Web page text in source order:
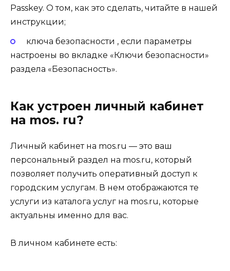
Passkey. О том, как это сделать, читайте в нашей
инструкции;
ключа безопасности , если параметры
настроены во вкладке «Ключи безопасности»
раздела «Безопасность».
Как устроен личный кабинет
на mos. ru?
Личный кабинет на mos.ru — это ваш
персональный раздел на mos.ru, который
позволяет получить оперативный доступ к
городским услугам. В нем отображаются те
услуги из каталога услуг на mos.ru, которые
актуальны именно для вас.
В личном кабинете есть: